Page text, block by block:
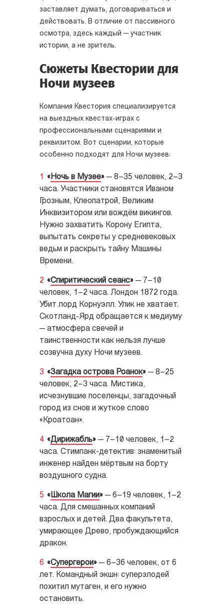
заставляет думать, договариваться и
действовать. В отличие от пассивного
осмотра, здесь каждый — участник
истории, а не зритель.
Сюжеты Квестории для
Ночи музеев
Компания Квестория специализируется
на выездных квестах-играх с
профессиональными сценариями и
реквизитом. Вот сценарии, которые
особенно подходят для Ночи музеев:
«Ночь в Музее» — 8–35 человек, 2–3
часа. Участники становятся Иваном
Грозным, Клеопатрой, Великим
Инквизитором или вождём викингов.
Нужно захватить Корону Египта,
выпытать секреты у средневековых
ведьм и раскрыть тайну Машины
Времени.
«Спиритический сеанс» — 7–10
человек, 1–2 часа. Лондон 1872 года.
Убит лорд Корнуэлл. Улик не хватает.
Скотланд-Ярд обращается к медиуму
— атмосфера свечей и
таинственности как нельзя лучше
созвучна духу Ночи музеев.
«Загадка острова Роанок» — 8–25
человек, 2–3 часа. Мистика,
исчезнувшие поселенцы, загадочный
город из снов и жуткое слово
«Кроатоан».
«Дирижабль» — 7–10 человек, 1–2
часа. Стимпанк-детектив: знаменитый
инженер найден мёртвым на борту
воздушного судна.
«Школа Магии» — 6–19 человек, 1–2
часа. Для смешанных компаний
взрослых и детей. Два факультета,
умирающее Древо, пробуждающийся
дракон.
«Супергерои» — 6–36 человек, от 6
лет. Командный экшн: суперзлодей
похитил мутаген, и его нужно
остановить.